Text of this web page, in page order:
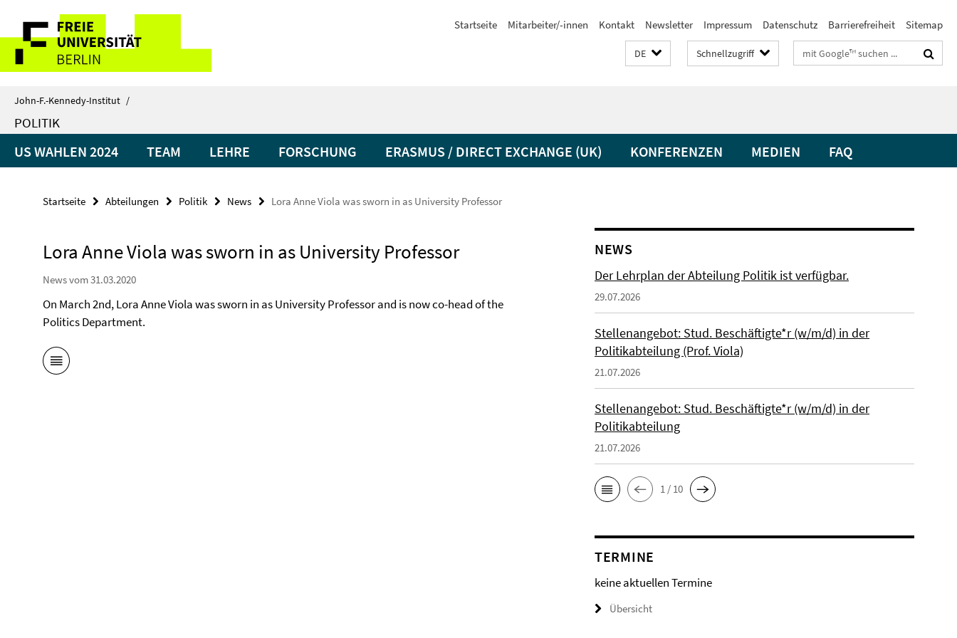
direkt
Inhalt
Service-
Navigation
Startseite Mitarbeiter/-innen Kontakt Newsletter Impressum Datenschutz Barrierefreiheit Sitemap
DE Schnellzugriff Suchbegriffe
John-F.-Kennedy-Institut /
POLITIK
US WAHLEN 2024 TEAM LEHRE FORSCHUNG ERASMUS / DIRECT EXCHANGE (UK) KONFERENZEN MEDIEN FAQ
Startseite Abteilungen Politik News Lora Anne Viola was sworn in as University Professor
Lora Anne Viola was sworn in as University Professor
News vom 31.03.2020
On March 2nd, Lora Anne Viola was sworn in as University Professor and is now co-head of the
Politics Department.
NEWS
Der Lehrplan der Abteilung Politik ist verfügbar.
29.07.2026
Stellenangebot: Stud. Beschäftigte*r (w/m/d) in der
Politikabteilung (Prof. Viola)
21.07.2026
Stellenangebot: Stud. Beschäftigte*r (w/m/d) in der
Politikabteilung
21.07.2026
1 / 10
TERMINE
keine aktuellen Termine
Übersicht